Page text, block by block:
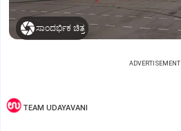
ಸಾಂದರ್ಭಿಕ ಚಿತ್ರ
ADVERTISEMENT
TEAM UDAYAVANI